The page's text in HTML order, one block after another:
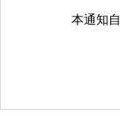
本通知自